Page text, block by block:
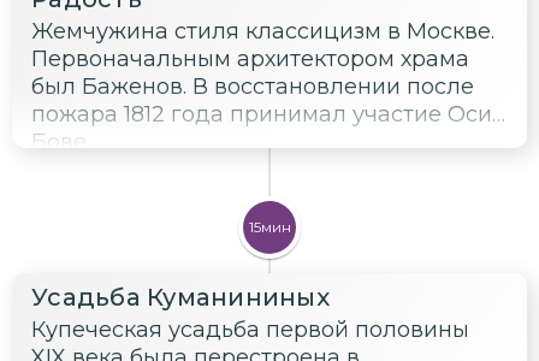
Жемчужина стиля классицизм в Москве.
Первоначальным архитектором храма
был Баженов. В восстановлении после
пожара 1812 года принимал участие Осип
Бове.
15мин
Усадьба Куманининых
Купеческая усадьба первой половины